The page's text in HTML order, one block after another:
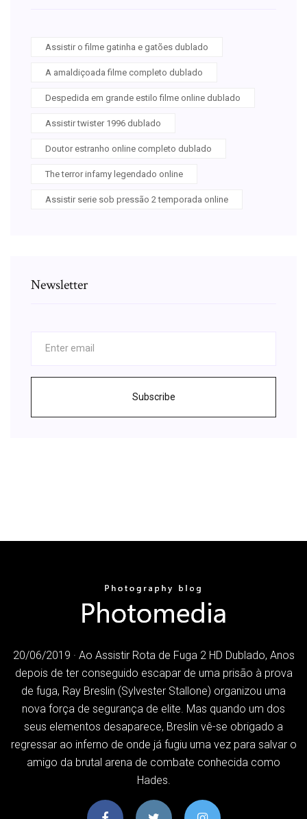
Assistir o filme gatinha e gatões dublado
A amaldiçoada filme completo dublado
Despedida em grande estilo filme online dublado
Assistir twister 1996 dublado
Doutor estranho online completo dublado
The terror infamy legendado online
Assistir serie sob pressão 2 temporada online
Newsletter
Subscribe
20/06/2019 · Ao Assistir Rota de Fuga 2 HD Dublado, Anos
depois de ter conseguido escapar de uma prisão à prova
de fuga, Ray Breslin (Sylvester Stallone) organizou uma
nova força de segurança de elite. Mas quando um dos
seus elementos desaparece, Breslin vê-se obrigado a
regressar ao inferno de onde já fugiu uma vez para salvar o
amigo da brutal arena de combate conhecida como
Hades.